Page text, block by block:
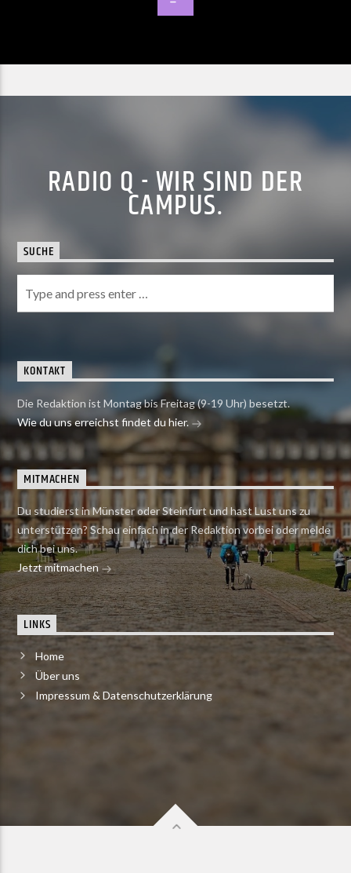
RADIO Q - WIR SIND DER
CAMPUS.
SUCHE
KONTAKT
Die Redaktion ist Montag bis Freitag (9-19 Uhr) besetzt.
Wie du uns erreichst findet du hier.
MITMACHEN
Du studierst in Münster oder Steinfurt und hast Lust uns zu
unterstützen? Schau einfach in der Redaktion vorbei oder melde
dich bei uns.
Jetzt mitmachen
LINKS
Home
Über uns
Impressum & Datenschutzerklärung